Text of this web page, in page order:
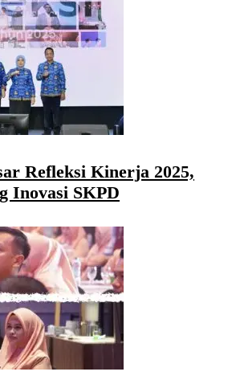
Refleksi Kinerja 2025,
Inovasi SKPD